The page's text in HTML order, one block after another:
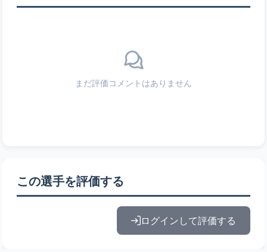
まだ評価コメントはありません
この選手を評価する
ログインして評価する